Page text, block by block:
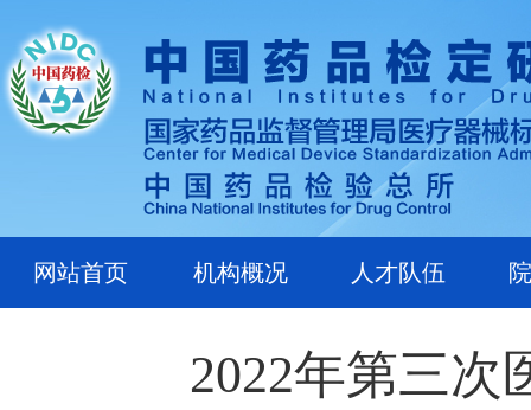
网站首页 机构概况 人才队伍
2022年第三次